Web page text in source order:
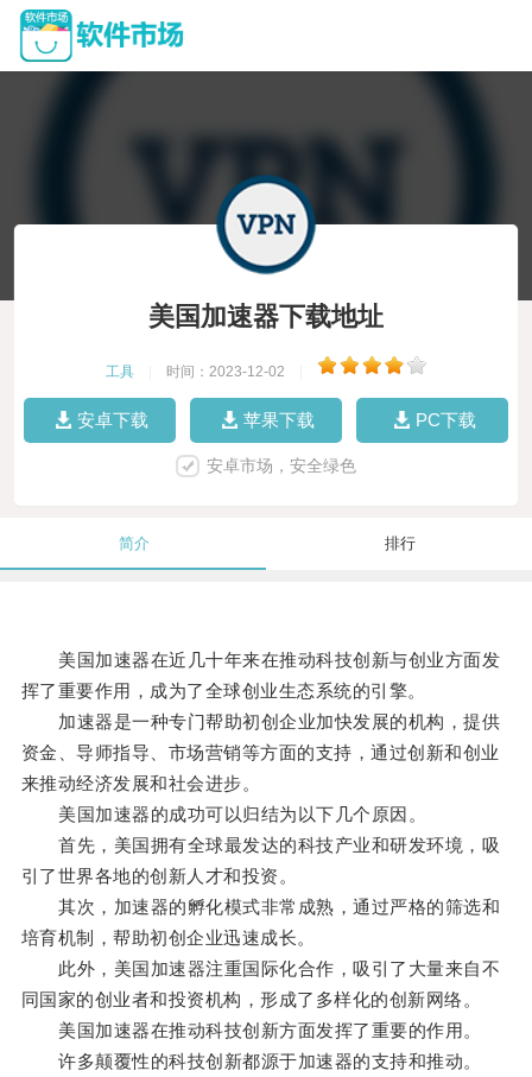
美国加速器下载地址
工具 时间：2023-12-02
安卓下载 苹果下载 PC下载
安卓市场，安全绿色
简介 排行
美国加速器在近几十年来在推动科技创新与创业方面发
挥了重要作用，成为了全球创业生态系统的引擎。
加速器是一种专门帮助初创企业加快发展的机构，提供
资金、导师指导、市场营销等方面的支持，通过创新和创业
来推动经济发展和社会进步。
美国加速器的成功可以归结为以下几个原因。
首先，美国拥有全球最发达的科技产业和研发环境，吸
引了世界各地的创新人才和投资。
其次，加速器的孵化模式非常成熟，通过严格的筛选和
培育机制，帮助初创企业迅速成长。
此外，美国加速器注重国际化合作，吸引了大量来自不
同国家的创业者和投资机构，形成了多样化的创新网络。
美国加速器在推动科技创新方面发挥了重要的作用。
许多颠覆性的科技创新都源于加速器的支持和推动。